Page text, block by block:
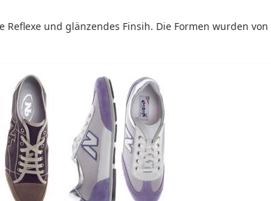
Reflexe und glänzendes Finsih. Die Formen wurden